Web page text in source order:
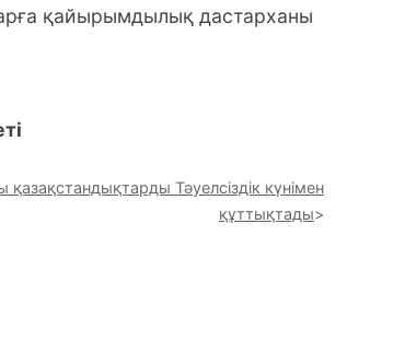
қайырымдылық дастарханы
қазақстандықтарды Тәуелсіздік күнімен
құттықтады